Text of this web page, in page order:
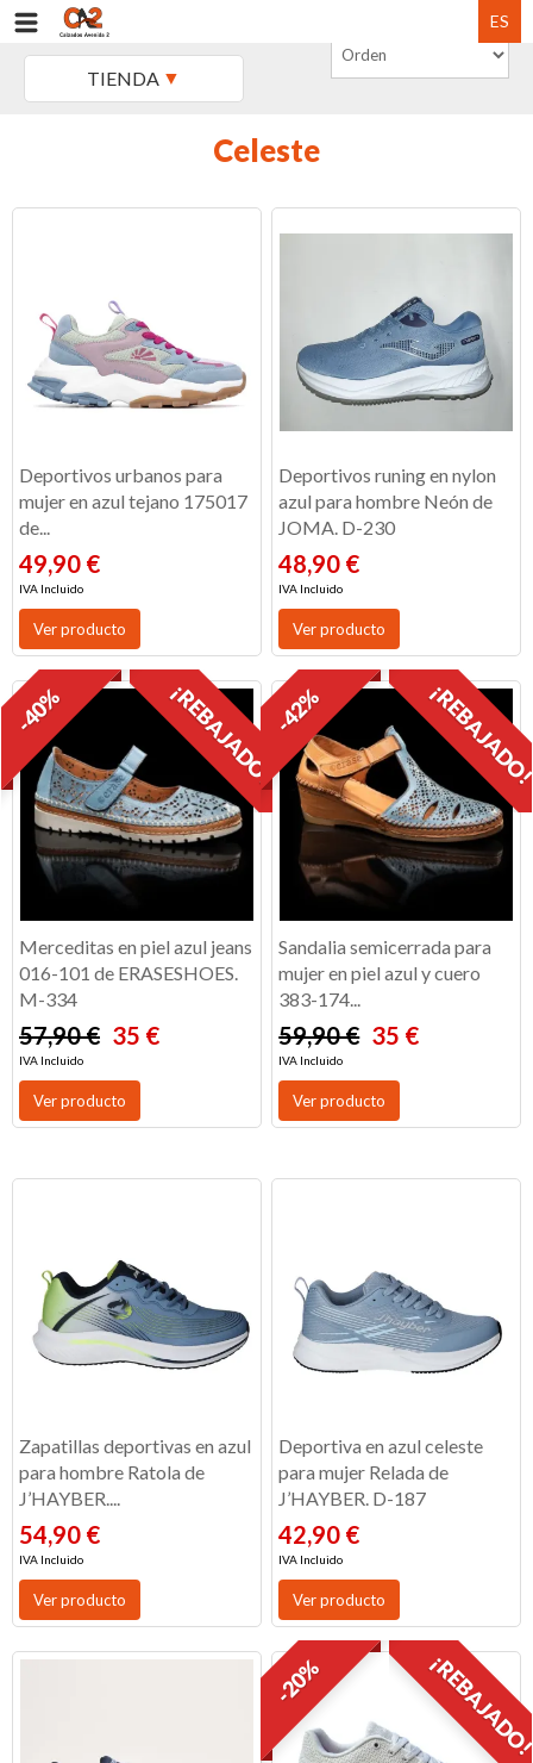
ES
TIENDA
Celeste
Deportivos urbanos para
mujer en azul tejano 175017
de...
49,90 €
IVA Incluido
Ver producto
Deportivos runing en nylon
azul para hombre Neón de
JOMA. D-230
48,90 €
IVA Incluido
Ver producto
¡REBAJADO!
-40%
Merceditas en piel azul jeans
016-101 de ERASESHOES.
M-334
57,90 € 35 €
IVA Incluido
Ver producto
-42%
Sandalia semicerrada para
mujer en piel azul y cuero
383-174...
59,90 € 35 €
IVA Incluido
Ver producto
Zapatillas deportivas en azul
para hombre Ratola de
J’HAYBER....
54,90 €
IVA Incluido
Ver producto
Deportiva en azul celeste
para mujer Relada de
J’HAYBER. D-187
42,90 €
IVA Incluido
Ver producto
-20%